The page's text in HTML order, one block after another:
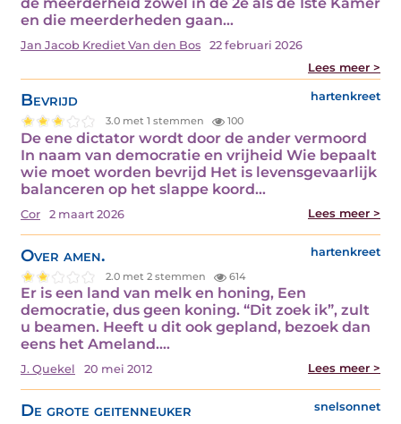
en die meerderheden gaan…
Jan Jacob Krediet Van den Bos
22 februari 2026
Lees meer >
Bevrijd hartenkreet
3.0 met 1 stemmen 100
De ene dictator wordt door de ander vermoord
In naam van democratie en vrijheid Wie bepaalt
wie moet worden bevrijd Het is levensgevaarlijk
balanceren op het slappe koord…
Cor 2 maart 2026 Lees meer >
Over amen. hartenkreet
2.0 met 2 stemmen 614
Er is een land van melk en honing, Een
democratie, dus geen koning. “Dit zoek ik”, zult
u beamen. Heeft u dit ook gepland, bezoek dan
eens het Ameland.…
J. Quekel 20 mei 2012 Lees meer >
De grote geitenneuker snelsonnet